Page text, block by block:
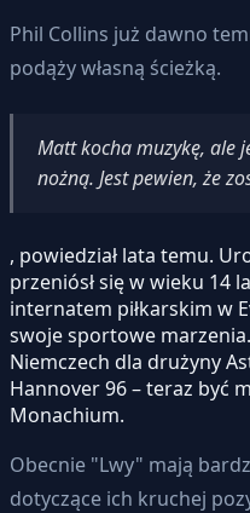
Phil Collins już dawno
podąży własną ścieżką.
Matt kocha muzykę, ale
nożną. Jest pewien, że
, powiedział lata temu.
przeniósł się w wieku 14
internatem piłkarskim w
swoje sportowe
Niemczech dla drużyny
Hannover 96 – teraz być
Monachium.
Obecnie "Lwy" mają
dotyczące ich kruchej